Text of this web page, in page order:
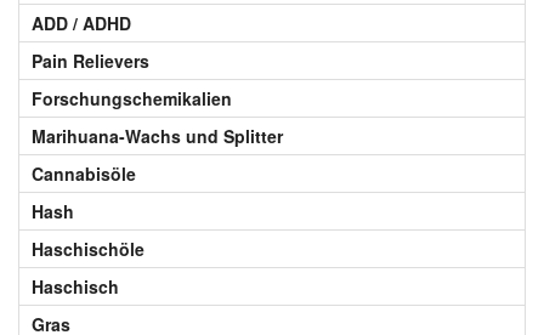
ADD / ADHD
Pain Relievers
Forschungschemikalien
Marihuana-Wachs und Splitter
Cannabisöle
Hash
Haschischöle
Haschisch
Gras